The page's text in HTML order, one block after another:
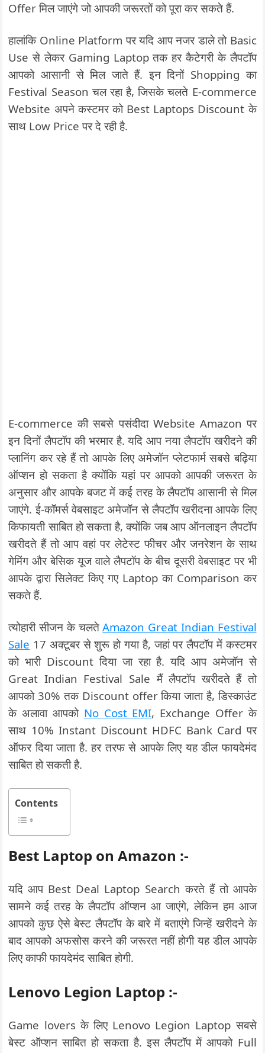
Offer मिल जाएंगे जो आपकी जरूरतों को पूरा कर सकते हैं.
हालांकि Online Platform पर यदि आप नजर डाले तो Basic
Use से लेकर Gaming Laptop तक हर कैटेगरी के लैपटॉप
आपको आसानी से मिल जाते हैं. इन दिनों Shopping का
Festival Season चल रहा है, जिसके चलते E-commerce
Website अपने कस्टमर को Best Laptops Discount के
साथ Low Price पर दे रही है.
E-commerce की सबसे पसंदीदा Website Amazon पर
इन दिनों लैपटॉप की भरमार है. यदि आप नया लैपटॉप खरीदने की
प्लानिंग कर रहे हैं तो आपके लिए अमेजॉन प्लेटफार्म सबसे बढ़िया
ऑप्शन हो सकता है क्योंकि यहां पर आपको आपकी जरूरत के
अनुसार और आपके बजट में कई तरह के लैपटॉप आसानी से मिल
जाएंगे. ई-कॉमर्स वेबसाइट अमेजॉन से लैपटॉप खरीदना आपके लिए
किफायती साबित हो सकता है, क्योंकि जब आप ऑनलाइन लैपटॉप
खरीदते हैं तो आप वहां पर लेटेस्ट फीचर और जनरेशन के साथ
गेमिंग और बेसिक यूज वाले लैपटॉप के बीच दूसरी वेबसाइट पर भी
आपके द्वारा सिलेक्ट किए गए Laptop का Comparison कर
सकते हैं.
त्योहारी सीजन के चलतेAmazon Great Indian Festival
Sale 17 अक्टूबर से शुरू हो गया है, जहां पर लैपटॉप में कस्टमर
को भारी Discount दिया जा रहा है. यदि आप अमेजॉन से
Great Indian Festival Sale मैं लैपटॉप खरीदते हैं तो
आपको 30% तक Discount offer किया जाता है, डिस्काउंट
के अलावा आपको No Cost EMI, Exchange Offer के
साथ 10% Instant Discount HDFC Bank Card पर
ऑफर दिया जाता है. हर तरफ से आपके लिए यह डील फायदेमंद
साबित हो सकती है.
Contents
Best Laptop on Amazon :-
यदि आप Best Deal Laptop Search करते हैं तो आपके
सामने कई तरह के लैपटॉप ऑप्शन आ जाएंगे, लेकिन हम आज
आपको कुछ ऐसे बेस्ट लैपटॉप के बारे में बताएंगे जिन्हें खरीदने के
बाद आपको अफसोस करने की जरूरत नहीं होगी यह डील आपके
लिए काफी फायदेमंद साबित होगी.
Lenovo Legion Laptop :-
Game lovers के लिए Lenovo Legion Laptop सबसे
बेस्ट ऑप्शन साबित हो सकता है. इस लैपटॉप में आपको Full